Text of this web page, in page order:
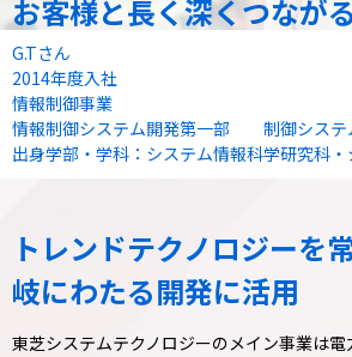
お客様と長く深くつながる
G.Tさん
2014年度入社
情報制御事業
情報制御システム開発第一部 制御システ
出身学部・学科：システム情報科学研究科
トレンドテクノロジーを
岐にわたる開発に活用
東芝システムテクノロジーのメイン事業は